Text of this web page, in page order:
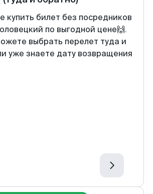
купить билет без посредников
по выгодной цене🙌.
выбрать перелет туда и
уже знаете дату возвращения